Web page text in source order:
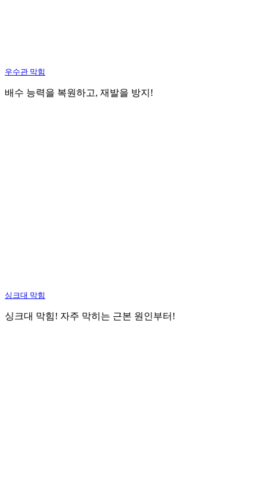
우수관 막힘
배수 능력을 복원하고, 재발을 방지!
싱크대 막힘
싱크대 막힘! 자주 막히는 근본 원인부터!